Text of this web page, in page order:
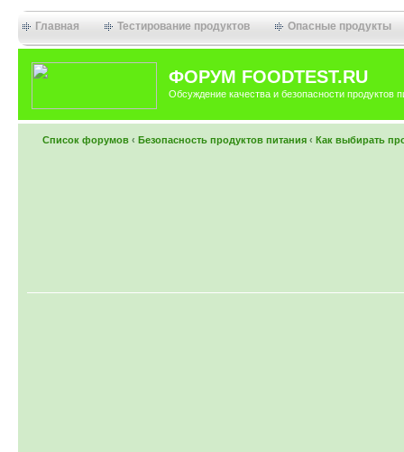
Главная Тестирование продуктов Опасные продукты
ФОРУМ FOODTEST.RU
Обсуждение качества и безопасности продуктов
Список форумов ‹ Безопасность продуктов питания ‹ Как выбирать